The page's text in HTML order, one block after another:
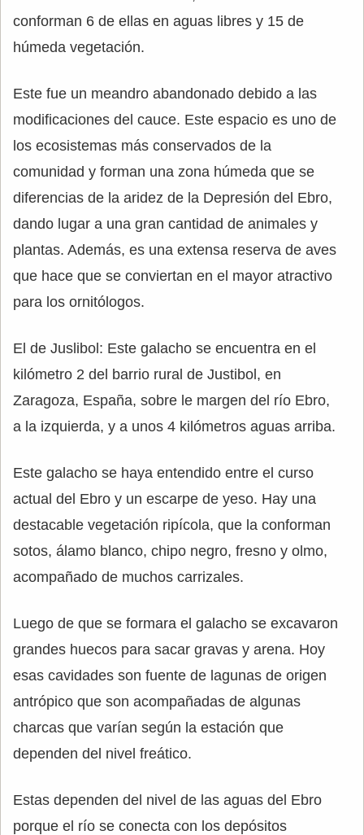
conforman 6 de ellas en aguas libres y 15 de
húmeda vegetación.
Este fue un meandro abandonado debido a las
modificaciones del cauce. Este espacio es uno de
los ecosistemas más conservados de la
comunidad y forman una zona húmeda que se
diferencias de la aridez de la Depresión del Ebro,
dando lugar a una gran cantidad de animales y
plantas. Además, es una extensa reserva de aves
que hace que se conviertan en el mayor atractivo
para los ornitólogos.
El de Juslibol: Este galacho se encuentra en el
kilómetro 2 del barrio rural de Justibol, en
Zaragoza, España, sobre le margen del río Ebro,
a la izquierda, y a unos 4 kilómetros aguas arriba.
Este galacho se haya entendido entre el curso
actual del Ebro y un escarpe de yeso. Hay una
destacable vegetación ripícola, que la conforman
sotos, álamo blanco, chipo negro, fresno y olmo,
acompañado de muchos carrizales.
Luego de que se formara el galacho se excavaron
grandes huecos para sacar gravas y arena. Hoy
esas cavidades son fuente de lagunas de origen
antrópico que son acompañadas de algunas
charcas que varían según la estación que
dependen del nivel freático.
Estas dependen del nivel de las aguas del Ebro
porque el río se conecta con los depósitos